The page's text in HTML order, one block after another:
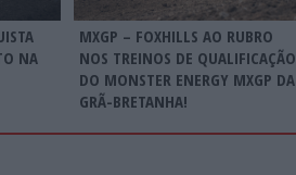
NA
MXGP – FOXHILLS AO RUBRO
NOS TREINOS DE QUALIFICAÇÃO
DO MONSTER ENERGY MXGP DA
GRÃ-BRETANHA!